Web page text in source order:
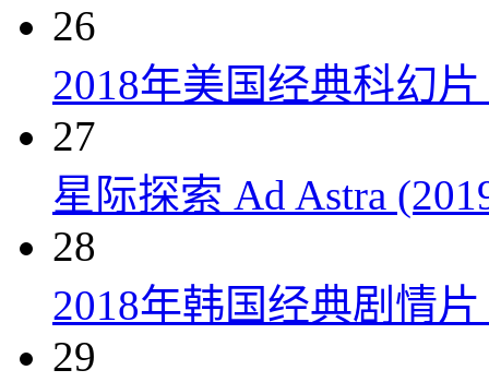
26
2018年美国经典科幻
27
星际探索 Ad Astra
28
2018年韩国经典剧情
29